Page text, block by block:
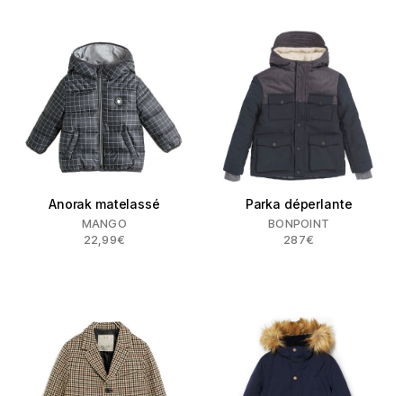
Anorak matelassé
MANGO
22,99€
Parka déperlante
BONPOINT
287€